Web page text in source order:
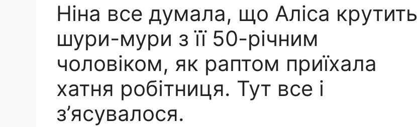
Ніна все думала, що Аліса кpутить
шури-мури з її 50-річним
чоловіком, як раптом приїхала
хатня робітниця. Тут все і
з’ясувалося.